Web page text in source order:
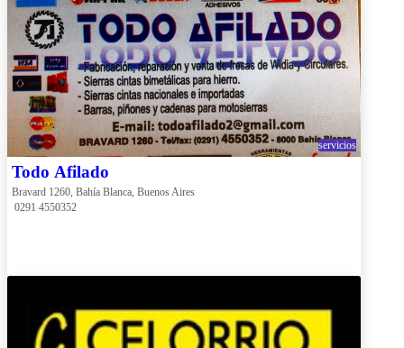
servicios
Todo Afilado
Bravard 1260, Bahía Blanca, Buenos Aires
0291 4550352